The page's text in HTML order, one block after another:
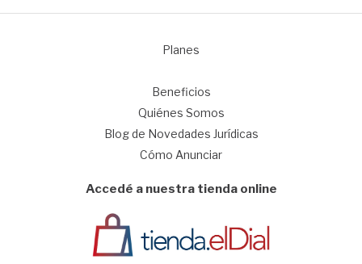
Planes
Beneficios
Quiénes Somos
Blog de Novedades Jurídicas
Cómo Anunciar
Accedé a nuestra tienda online